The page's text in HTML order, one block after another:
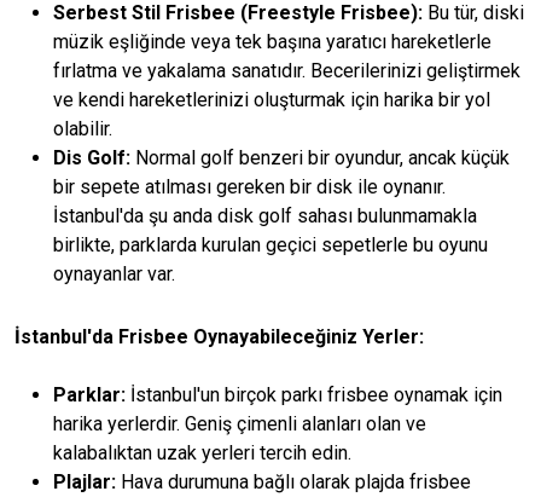
Serbest Stil Frisbee (Freestyle Frisbee): Bu tür, diski
müzik eşliğinde veya tek başına yaratıcı hareketlerle
fırlatma ve yakalama sanatıdır. Becerilerinizi geliştirmek
ve kendi hareketlerinizi oluşturmak için harika bir yol
olabilir.
Dis Golf: Normal golf benzeri bir oyundur, ancak küçük
bir sepete atılması gereken bir disk ile oynanır.
İstanbul'da şu anda disk golf sahası bulunmamakla
birlikte, parklarda kurulan geçici sepetlerle bu oyunu
oynayanlar var.
İstanbul'da Frisbee Oynayabileceğiniz Yerler:
Parklar: İstanbul'un birçok parkı frisbee oynamak için
harika yerlerdir. Geniş çimenli alanları olan ve
kalabalıktan uzak yerleri tercih edin.
Plajlar: Hava durumuna bağlı olarak plajda frisbee